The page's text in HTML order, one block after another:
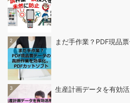
2 まだ手作業？PDF現品
3 生産計画データを有効